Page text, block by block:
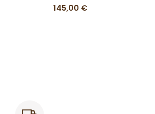
145,00 €